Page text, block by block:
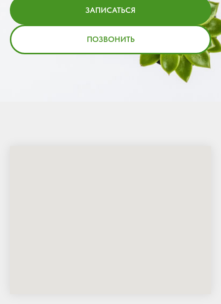
ЗАПИСАТЬСЯ
ПОЗВОНИТЬ